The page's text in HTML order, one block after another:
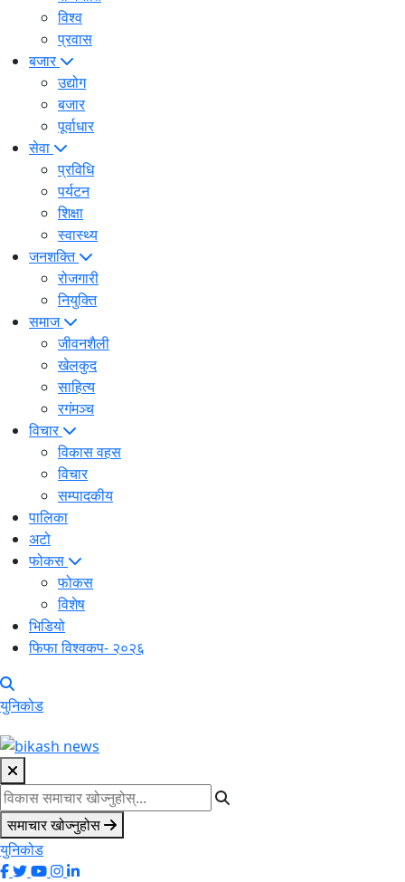
विश्व
प्रवास
बजार
उद्योग
बजार
पूर्वाधार
सेवा
प्रविधि
पर्यटन
शिक्षा
स्वास्थ्य
जनशक्ति
रोजगारी
नियुक्ति
समाज
जीवनशैली
खेलकुद
साहित्य
रगंमञ्च
विचार
विकास वहस
विचार
सम्पादकीय
पालिका
अटो
फोकस
फोकस
विशेष
भिडियो
फिफा विश्वकप- २०२६
युनिकोड
समाचार खोज्नुहोस
युनिकोड